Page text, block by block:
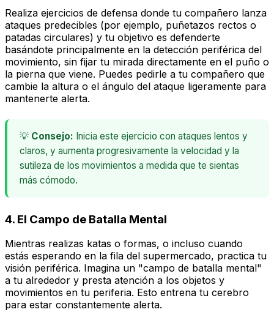
Realiza ejercicios de defensa donde tu compañero lanza
ataques predecibles (por ejemplo, puñetazos rectos o
patadas circulares) y tu objetivo es defenderte
basándote principalmente en la detección periférica del
movimiento, sin fijar tu mirada directamente en el puño o
la pierna que viene. Puedes pedirle a tu compañero que
cambie la altura o el ángulo del ataque ligeramente para
mantenerte alerta.
💡 Consejo: Inicia este ejercicio con ataques lentos y
claros, y aumenta progresivamente la velocidad y la
sutileza de los movimientos a medida que te sientas
más cómodo.
4. El Campo de Batalla Mental
Mientras realizas katas o formas, o incluso cuando
estás esperando en la fila del supermercado, practica tu
visión periférica. Imagina un "campo de batalla mental"
a tu alrededor y presta atención a los objetos y
movimientos en tu periferia. Esto entrena tu cerebro
para estar constantemente alerta.